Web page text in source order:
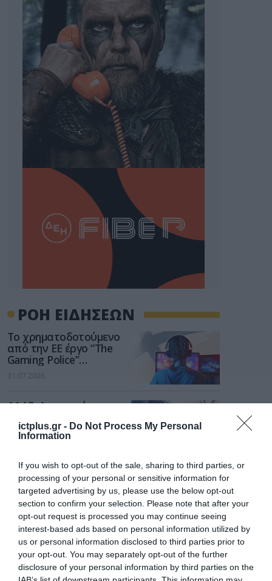
ictplus.gr - Do Not Process My Personal
Information
If you wish to opt-out of the sale, sharing to third parties, or
processing of your personal or sensitive information for
targeted advertising by us, please use the below opt-out
section to confirm your selection. Please note that after your
opt-out request is processed you may continue seeing
interest-based ads based on personal information utilized by
us or personal information disclosed to third parties prior to
your opt-out. You may separately opt-out of the further
disclosure of your personal information by third parties on the
ΡΟΗ ΕΙΔΗΣΕΩΝ
Το χρηματοδοτούμενο
από την ΕΕ έργο “The
Gaming Police”
ενισχύει την ασφάλεια
των παιδιών στο
31.07.2026
ΑΑΔΕ: Διευκρινίσεις
παραβάσεις που
αφορούν τους ΦΗΜ
Σ. Καλαφάτης: «Η
Τεχνητή Νοημοσύνη
δεν είναι απλώς μια
νέα τεχνολογία, είναι
μια νέα βιομηχανική
επανάσταση»
31.07.2026
Νέος οδηγός του ΕΚΤ
για τη χρηματοδότηση
των ελληνικών